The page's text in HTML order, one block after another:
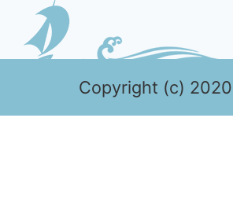
Copyright (c)